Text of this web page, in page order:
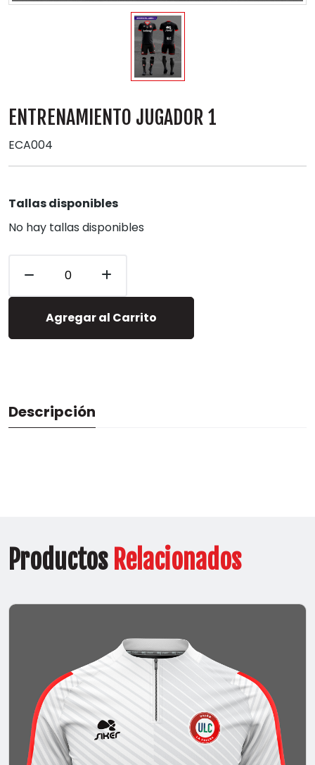
ENTRENAMIENTO JUGADOR 1
ECA004
Tallas disponibles
No hay tallas disponibles
Agregar al Carrito
Descripción
Productos Relacionados